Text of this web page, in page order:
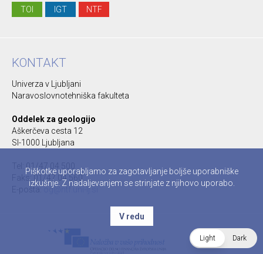
TOI
IGT NTF
KONTAKT
Univerza v Ljubljani
Naravoslovnotehniška fakulteta
Oddelek za geologijo
Aškerčeva cesta 12
SI-1000 Ljubljana
Tel: 01/47 04 500
Faks: 01/47 04 560
E-pošta:
og@ntf.uni-lj.si
Light Dark
Piškotke uporabljamo za zagotavljanje boljše uporabniške
izkušnje. Z nadaljevanjem se strinjate z njihovo uporabo.
V redu